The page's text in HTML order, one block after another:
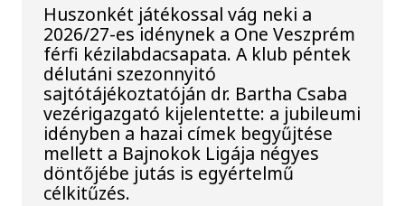
Huszonkét játékossal vág neki a
2026/27-es idénynek a One Veszprém
férfi kézilabdacsapata. A klub péntek
délutáni szezonnyitó
sajtótájékoztatóján dr. Bartha Csaba
vezérigazgató kijelentette: a jubileumi
idényben a hazai címek begyűjtése
mellett a Bajnokok Ligája négyes
döntőjébe jutás is egyértelmű
célkitűzés.